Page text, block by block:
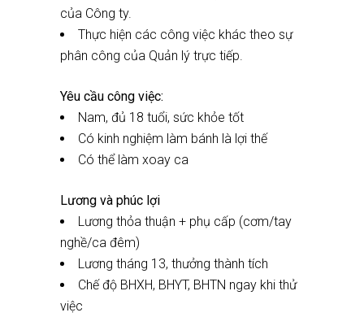
của Công ty.
Thực hiện các công việc khác theo sự
phân công của Quản lý trực tiếp.
Yêu cầu công việc:
Nam, đủ 18 tuổi, sức khỏe tốt
Có kinh nghiệm làm bánh là lợi thế
Có thể làm xoay ca
Lương và phúc lợi
Lương thỏa thuận + phụ cấp (cơm/tay
nghề/ca đêm)
Lương tháng 13, thưởng thành tích
Chế độ BHXH, BHYT, BHTN ngay khi thử
việc